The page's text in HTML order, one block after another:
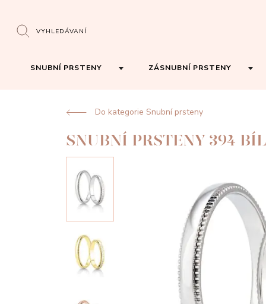
VYHLEDÁVANÍ
SNUBNÍ PRSTENY ZÁSNUBNÍ PRSTENY
Do kategorie Snubní prsteny
SNUBNÍ PRSTENY 394